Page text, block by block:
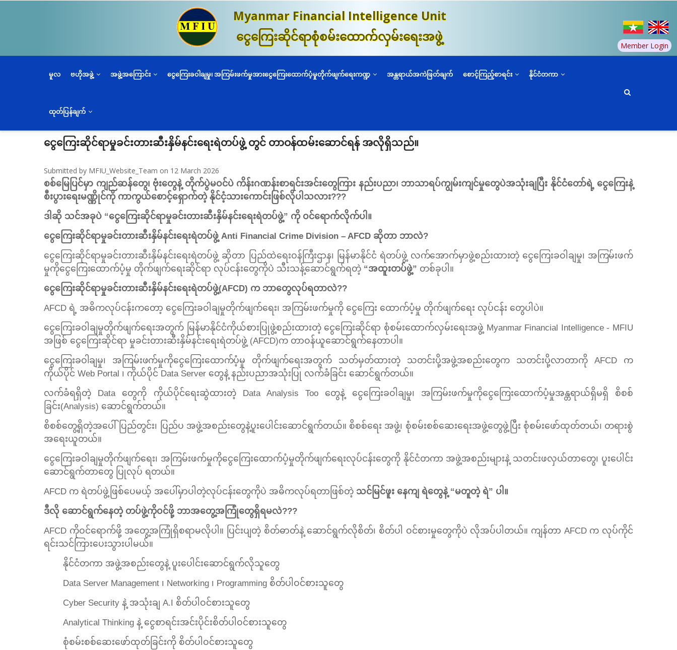
မည်
Myanmar Financial Intelligence Unit
ငွေကြေးဆိုင်ရာစုံစမ်းထောက်လှမ်းရေးအဖွဲ့
Member Login
မူလ ဗဟိုအဖွဲ့ အဖွဲ့အကြောင်း ငွေကြေးခဝါချမှု၊ အကြမ်းဖက်မှုအားငွေကြေးထောက်ပံ့မှုတိုက်ဖျက်ရေးကဏ္ဍ အန္တရာယ်အကဲဖြတ်ချက် စောင့်ကြည့်စာရင်း နိုင်ငံတကာ
ထုတ်ပြန်ချက်
ငွေကြေးဆိုင်ရာမှုခင်းတားဆီးနှိမ်နင်းရေးရဲတပ်ဖွဲ့ တွင် တာဝန်ထမ်းဆောင်ရန် အလိုရှိသည်။
Submitted by MFIU_Website_Team on 12 March 2026
စစ်မြေပြင်မှာ ကျည်ဆန်တွေ၊ ဗုံးတွေနဲ့ တိုက်ပွဲမဝင်ပဲ ကိန်းဂဏန်းစာရင်းအင်းတွေကြား နည်းပညာ၊ ဘာသာရပ်ကျွမ်းကျင်မှုတွေပဲအသုံးချပြီး နိုင်ငံတော်ရဲ့ ငွေကြေးနဲ့
စီးပွားရေးမဏ္ဏိုင်ကို ကာကွယ်စောင့်ရှောက်တဲ့ နိုင်ငံ့သားကောင်းဖြစ်လိုပါသလား???
ဒါဆို သင်အခုပဲ “ငွေကြေးဆိုင်ရာမှုခင်းတားဆီးနှိမ်နင်းရေးရဲတပ်ဖွဲ့” ကို ဝင်ရောက်လိုက်ပါ။
ငွေကြေးဆိုင်ရာမှုခင်းတားဆီးနှိမ်နင်းရေးရဲတပ်ဖွဲ့ Anti Financial Crime Division – AFCD ဆိုတာ ဘာလဲ?
ငွေကြေးဆိုင်ရာမှုခင်းတားဆီးနှိမ်နင်းရေးရဲတပ်ဖွဲ့ ဆိုတာ ပြည်ထဲရေးဝန်ကြီးဌာန၊ မြန်မာနိုင်ငံ ရဲတပ်ဖွဲ့ လက်အောက်မှာဖွဲ့စည်းထားတဲ့ ငွေကြေးခဝါချမှု၊ အကြမ်းဖက်
မှုကိုငွေကြေးထောက်ပံ့မှု တိုက်ဖျက်ရေးဆိုင်ရာ လုပ်ငန်းတွေကိုပဲ သီးသန့်ဆောင်ရွက်ရတဲ့ “အထူးတပ်ဖွဲ့” တစ်ခုပါ။
ငွေကြေးဆိုင်ရာမှုခင်းတားဆီးနှိမ်နင်းရေးရဲတပ်ဖွဲ့(AFCD) က ဘာတွေလုပ်ရတာလဲ??
AFCD ရဲ့ အဓိကလုပ်ငန်းကတော့ ငွေကြေးခဝါချမှုတိုက်ဖျက်ရေး၊ အကြမ်းဖက်မှုကို ငွေကြေး ထောက်ပံ့မှု တိုက်ဖျက်ရေး လုပ်ငန်း တွေပါပဲ။
ငွေကြေးခဝါချမှုတိုက်ဖျက်ရေးအတွက် မြန်မာနိုင်ငံကိုယ်စားပြုဖွဲ့စည်းထားတဲ့ ငွေကြေးဆိုင်ရာ စုံစမ်းထောက်လှမ်းရေးအဖွဲ့ Myanmar Financial Intelligence - MFIU
အဖြစ် ငွေကြေးဆိုင်ရာ မှုခင်းတားဆီးနှိမ်နင်းရေးရဲတပ်ဖွဲ့ (AFCD)က တာဝန်ယူဆောင်ရွက်နေတာပါ။
ငွေကြေးခဝါချမှု၊ အကြမ်းဖက်မှုကိုငွေကြေးထောက်ပံ့မှု တိုက်ဖျက်ရေးအတွက် သတ်မှတ်ထားတဲ့ သတင်းပို့အဖွဲ့အစည်းတွေက သတင်းပို့လာတာကို AFCD က
ကိုယ်ပိုင် Web Portal ၊ ကိုယ်ပိုင် Data Server တွေနဲ့ နည်းပညာအသုံးပြု လက်ခံခြင်း ဆောင်ရွက်တယ်။
လက်ခံရရှိတဲ့ Data တွေကို ကိုယ်ပိုင်ရေးဆွဲထားတဲ့ Data Analysis Too တွေနဲ့ ငွေကြေးခဝါချမှု၊ အကြမ်းဖက်မှုကိုငွေကြေးထောက်ပံ့မှုအန္တရာယ်ရှိမရှိ စိစစ်
ခြင်း(Analysis) ဆောင်ရွက်တယ်။
စိစစ်တွေ့ရှိတဲ့အပေါ် ပြည်တွင်း၊ ပြည်ပ အဖွဲ့အစည်းတွေနဲ့ပူးပေါင်းဆောင်ရွက်တယ်။ စိစစ်ရေး အဖွဲ့၊ စုံစမ်းစစ်ဆေးရေးအဖွဲ့တွေဖွဲ့ပြီး စုံစမ်းဖော်ထုတ်တယ်၊ တရားစွဲ
အရေးယူတယ်။
ငွေကြေးခဝါချမှုတိုက်ဖျက်ရေး၊ အကြမ်းဖက်မှုကိုငွေကြေးထောက်ပံ့မှုတိုက်ဖျက်ရေးလုပ်ငန်းတွေကို နိုင်ငံတကာ အဖွဲ့အစည်းများနဲ့ သတင်းဖလှယ်တာတွေ၊ ပူးပေါင်း
ဆောင်ရွက်တာတွေ ပြုလုပ် ရတယ်။
AFCD က ရဲတပ်ဖွဲ့ဖြစ်ပေမယ့် အပေါ်မှာပါတဲ့လုပ်ငန်းတွေကိုပဲ အဓိကလုပ်ရတာဖြစ်တဲ့ သင်မြင်ဖူး နေကျ ရဲတွေနဲ့ “မတူတဲ့ ရဲ” ပါ။
ဒီလို ဆောင်ရွက်နေတဲ့ တပ်ဖွဲ့ကိုဝင်ဖို့ ဘာအတွေ့အကြုံတွေရှိရမလဲ???
AFCD ကိုဝင်ရောက်ဖို့ အတွေ့အကြုံရှိစရာမလိုပါ။ ပြင်းပျတဲ့ စိတ်ဓာတ်နဲ့ ဆောင်ရွက်လိုစိတ်၊ စိတ်ပါ ဝင်စားမှုတွေကိုပဲ လိုအပ်ပါတယ်။ ကျန်တာ AFCD က လုပ်ကိုင်
ရင်းသင်ကြားပေးသွားပါမယ်။
နိုင်ငံတကာ အဖွဲ့အစည်းတွေနဲ့ ပူးပေါင်းဆောင်ရွက်လိုသူတွေ
Data Server Management ၊ Networking ၊ Programming စိတ်ပါဝင်စားသူတွေ
Cyber Security နဲ့ အသုံးချ A.I စိတ်ပါဝင်စားသူတွေ
Analytical Thinking နဲ့ ငွေစာရင်းအင်းပိုင်းစိတ်ပါဝင်စားသူတွေ
စုံစမ်းစစ်ဆေးဖော်ထုတ်ခြင်းကို စိတ်ပါဝင်စားသူတွေ